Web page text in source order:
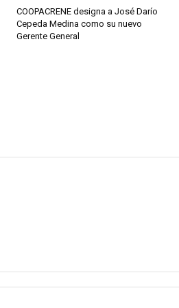
COOPACRENE designa a José Darío
Cepeda Medina como su nuevo
Gerente General